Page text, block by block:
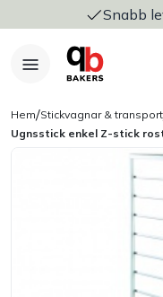
Snabb
Bageriplåtar &
Hem/Stickvagnar & transport
Ugnsstick enkel Z-stick